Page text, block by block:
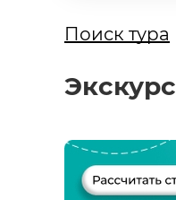
Поиск тура